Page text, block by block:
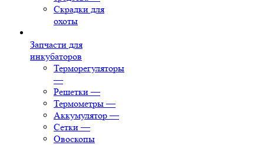
Скрадки для
охоты
Запчасти для
инкубаторов
Терморегуляторы
—
Решетки —
Термометры —
Аккумулятор —
Сетки —
Овоскопы